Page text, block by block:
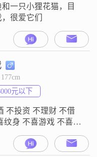
一只小狸花猫，目
很爱它们
元以下
不投资 不理财 不借
纹身 不喜游戏 不喜玩
不抽烟 不玩牌 无恶习